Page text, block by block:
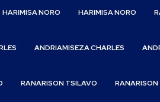
HARIMISA NORO HARIMISA NORO
ANDRIAMISEZA CHARLES
RANARISON TSILAVO